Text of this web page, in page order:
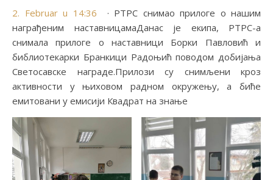
2. Februar u 14:36 · РТРС снимао прилоге о нашим
награђеним наставницамаДанас је екипа, РТРС-а
снимала прилоге о наставници Борки Павловић и
библиотекарки Бранкици Радоњић поводом добијања
Светосавске награде.Прилози су снимљени кроз
активности у њиховом радном окружењу, а биће
емитовани у емисији Квадрат на знање